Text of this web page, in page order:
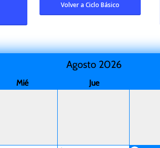
Volver a Ciclo Básico
Agosto 2026
Mié Jue